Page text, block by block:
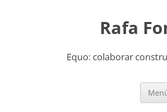
Rafa
Equo: colaborar